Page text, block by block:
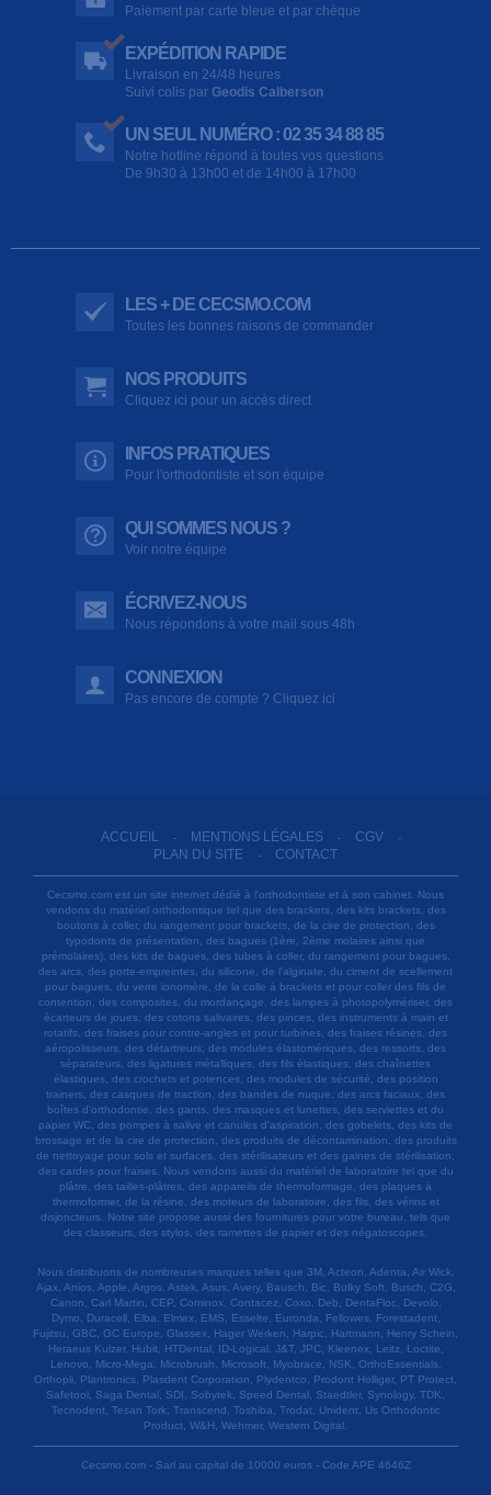
Paiement par carte bleue et par chèque
EXPÉDITION RAPIDE
Livraison en 24/48 heures
Suivi colis par Geodis Calberson
UN SEUL NUMÉRO : 02 35 34 88 85
Notre hotline répond à toutes vos questions
De 9h30 à 13h00 et de 14h00 à 17h00
LES + DE CECSMO.COM
Toutes les bonnes raisons de commander
NOS PRODUITS
Cliquez ici pour un accès direct
INFOS PRATIQUES
Pour l'orthodontiste et son équipe
QUI SOMMES NOUS ?
Voir notre équipe
ÉCRIVEZ-NOUS
Nous répondons à votre mail sous 48h
CONNEXION
Pas encore de compte ? Cliquez ici
ACCUEIL - MENTIONS LÉGALES - CGV -
PLAN DU SITE - CONTACT
Cecsmo.com est un site internet dédié à l'orthodontiste et à son cabinet. Nous
vendons du matériel orthodontique tel que des brackets, des kits brackets, des
boutons à coller, du rangement pour brackets, de la cire de protection, des
typodonts de présentation, des bagues (1ère, 2ème molaires ainsi que
prémolaires), des kits de bagues, des tubes à coller, du rangement pour bagues,
des arcs, des porte-empreintes, du silicone, de l'alginate, du ciment de scellement
pour bagues, du verre ionomère, de la colle à brackets et pour coller des fils de
contention, des composites, du mordançage, des lampes à photopolymériser, des
écarteurs de joues, des cotons salivaires, des pinces, des instruments à main et
rotatifs, des fraises pour contre-angles et pour turbines, des fraises résines, des
aéropolisseurs, des détartreurs, des modules élastomériques, des ressorts, des
séparateurs, des ligatures métalliques, des fils élastiques, des chaînettes
élastiques, des crochets et potences, des modules de sécurité, des position
trainers, des casques de traction, des bandes de nuque, des arcs faciaux, des
boîtes d'orthodontie, des gants, des masques et lunettes, des serviettes et du
papier WC, des pompes à salive et canules d'aspiration, des gobelets, des kits de
brossage et de la cire de protection, des produits de décontamination, des produits
de nettoyage pour sols et surfaces, des stérilisateurs et des gaines de stérilisation,
des cardes pour fraises. Nous vendons aussi du matériel de laboratoire tel que du
plâtre, des tailles-plâtres, des appareils de thermoformage, des plaques à
thermoformer, de la résine, des moteurs de laboratoire, des fils, des vérins et
disjoncteurs. Notre site propose aussi des fournitures pour votre bureau, tels que
des classeurs, des stylos, des ramettes de papier et des négatoscopes.
Nous distribuons de nombreuses marques telles que 3M, Acteon, Adenta, Air Wick,
Ajax, Anios, Apple, Argos, Astek, Asus, Avery, Bausch, Bic, Bulky Soft, Busch, C2G,
Canon, Carl Martin, CEP, Cominox, Contacez, Coxo, Deb, DentaFloc, Devolo,
Dymo, Duracell, Elba, Elmex, EMS, Esselte, Euronda, Fellowes, Forestadent,
Fujitsu, GBC, GC Europe, Glassex, Hager Werken, Harpic, Hartmann, Henry Schein,
Heraeus Kulzer, Hubit, HTDental, ID-Logical, J&T, JPC, Kleenex, Leitz, Loctite,
Lenovo, Micro-Mega, Microbrush, Microsoft, Myobrace, NSK, OrthoEssentials,
Orthopli, Plantronics, Plasdent Corporation, Plydentco, Prodont Holliger, PT Protect,
Safetool, Saga Dental, SDI, Sobytek, Speed Dental, Staedtler, Synology, TDK,
Tecnodent, Tesan Tork, Transcend, Toshiba, Trodat, Unident, Us Orthodontic
Product, W&H, Wehmer, Western Digital.
Cecsmo.com - Sarl au capital de 10000 euros - Code APE 4646Z